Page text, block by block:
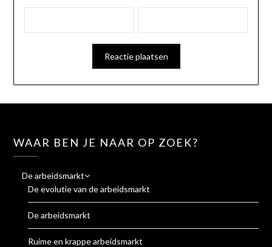
WAAR BEN JE NAAR OP ZOEK?
De arbeidsmarkt
De evolutie van de arbeidsmarkt
De arbeidsmarkt
Ruime en krappe arbeidsmarkt